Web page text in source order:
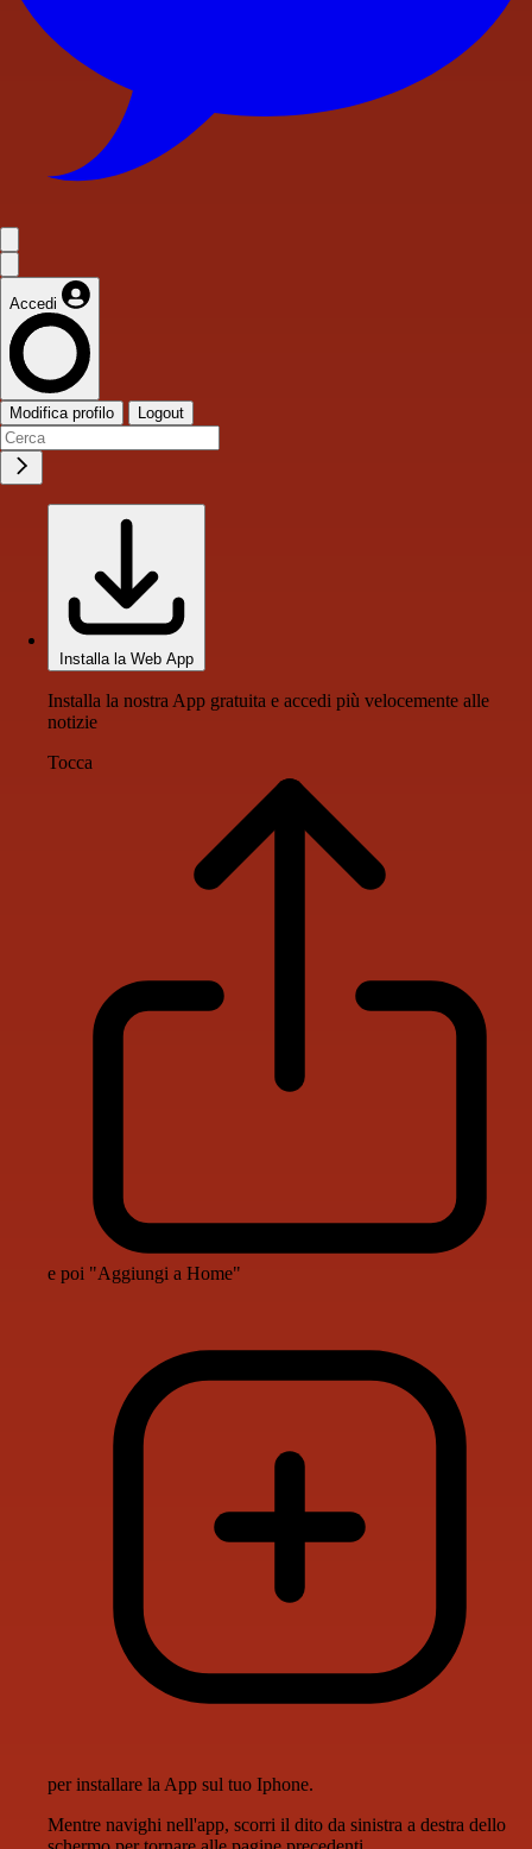
Accedi
Modifica profilo Logout
Installa la Web App
Installa la nostra App gratuita e accedi più velocemente alle
notizie
Tocca
e poi "Aggiungi a Home"
per installare la App sul tuo Iphone.
Mentre navighi nell'app, scorri il dito da sinistra a destra dello